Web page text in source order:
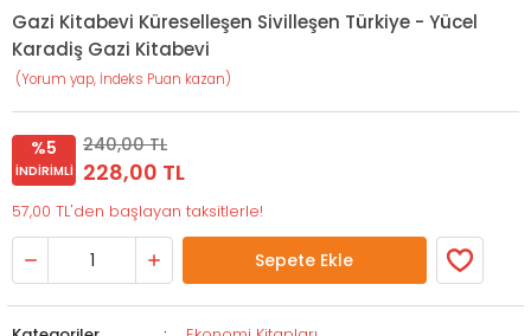
Gazi Kitabevi Küreselleşen Sivilleşen Türkiye - Yücel
Karadiş Gazi Kitabevi
(Yorum yap, İndeks Puan kazan)
%5
İNDIRIMLI
240,00 TL
228,00 TL
57,00 TL'den başlayan taksitlerle!
Sepete Ekle